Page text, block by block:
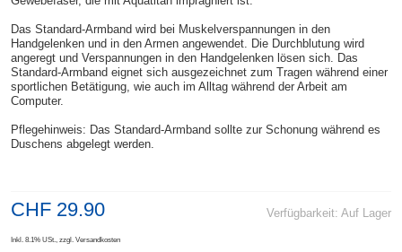
Das Standard-Armband wird bei Muskelverspannungen in den
Handgelenken und in den Armen angewendet. Die Durchblutung wird
angeregt und Verspannungen in den Handgelenken lösen sich. Das
Standard-Armband eignet sich ausgezeichnet zum Tragen während einer
sportlichen Betätigung, wie auch im Alltag während der Arbeit am
Computer.
Pflegehinweis: Das Standard-Armband sollte zur Schonung während es
Duschens abgelegt werden.
Verfügbarkeit: Auf Lager
CHF 29.90
Inkl. 8.1% USt. zzgl. Versandkosten